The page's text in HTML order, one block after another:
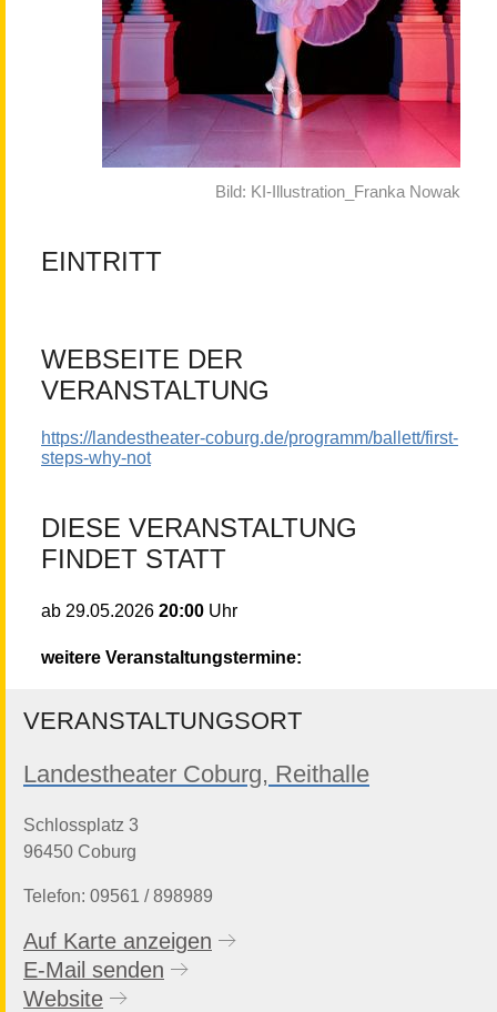
Bild: KI-Illustration_Franka Nowak
EINTRITT
WEBSEITE DER
VERANSTALTUNG
https://landestheater-coburg.de/programm/ballett/first-
steps-why-not
DIESE VERANSTALTUNG
FINDET STATT
ab 29.05.202620:00 Uhr
weitere Veranstaltungstermine:
VERANSTALTUNGSORT
Landestheater Coburg, Reithalle
Schlossplatz 3
96450 Coburg
Telefon: 09561 / 898989
Auf Karte anzeigen
E-Mail senden
Website